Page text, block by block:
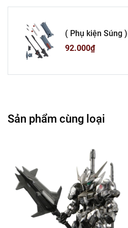
( Phụ kiện Súng )Robot Lắp Ghép No Brand Cao 17cm - nặng 150gram - Có hộp màu - ( VAT : 006-
01-60 ) - N2-D2-S1
92.000₫
Sản phẩm cùng loại